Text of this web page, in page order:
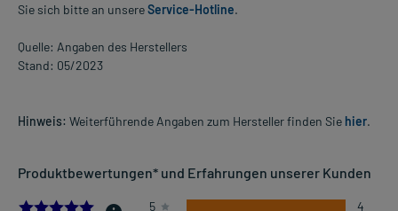
Sie sich bitte an unsereService-Hotline.
Quelle: Angaben des Herstellers
Stand: 05/2023
Hinweis: Weiterführende Angaben zum Hersteller finden Sie hier.
Produktbewertungen* und Erfahrungen unserer Kunden
5.0 5 4